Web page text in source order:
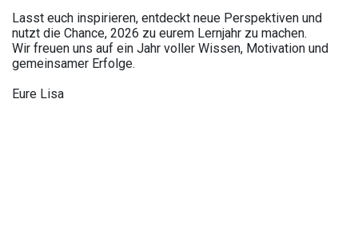
Lasst euch inspirieren, entdeckt neue Perspektiven und
nutzt die Chance, 2026 zu eurem Lernjahr zu machen.
Wir freuen uns auf ein Jahr voller Wissen, Motivation und
gemeinsamer Erfolge.
Eure Lisa